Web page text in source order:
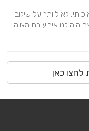
לחצו כאן